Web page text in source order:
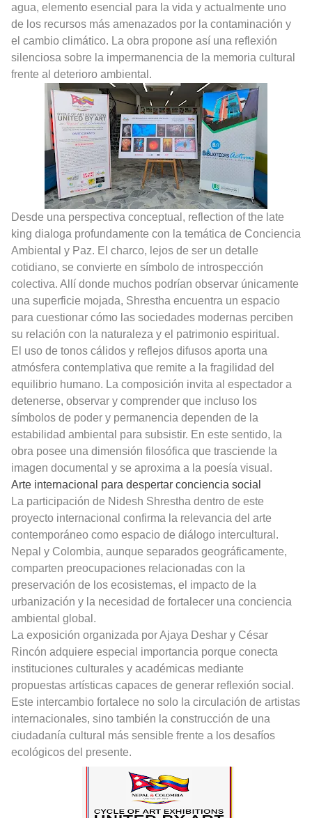
agua, elemento esencial para la vida y actualmente uno
de los recursos más amenazados por la contaminación y
el cambio climático. La obra propone así una reflexión
silenciosa sobre la impermanencia de la memoria cultural
frente al deterioro ambiental.
Desde una perspectiva conceptual, reflection of the late
king dialoga profundamente con la temática de Conciencia
Ambiental y Paz. El charco, lejos de ser un detalle
cotidiano, se convierte en símbolo de introspección
colectiva. Allí donde muchos podrían observar únicamente
una superficie mojada, Shrestha encuentra un espacio
para cuestionar cómo las sociedades modernas perciben
su relación con la naturaleza y el patrimonio espiritual.
El uso de tonos cálidos y reflejos difusos aporta una
atmósfera contemplativa que remite a la fragilidad del
equilibrio humano. La composición invita al espectador a
detenerse, observar y comprender que incluso los
símbolos de poder y permanencia dependen de la
estabilidad ambiental para subsistir. En este sentido, la
obra posee una dimensión filosófica que trasciende la
imagen documental y se aproxima a la poesía visual.
Arte internacional para despertar conciencia social
La participación de Nidesh Shrestha dentro de este
proyecto internacional confirma la relevancia del arte
contemporáneo como espacio de diálogo intercultural.
Nepal y Colombia, aunque separados geográficamente,
comparten preocupaciones relacionadas con la
preservación de los ecosistemas, el impacto de la
urbanización y la necesidad de fortalecer una conciencia
ambiental global.
La exposición organizada por Ajaya Deshar y César
Rincón adquiere especial importancia porque conecta
instituciones culturales y académicas mediante
propuestas artísticas capaces de generar reflexión social.
Este intercambio fortalece no solo la circulación de artistas
internacionales, sino también la construcción de una
ciudadanía cultural más sensible frente a los desafíos
ecológicos del presente.